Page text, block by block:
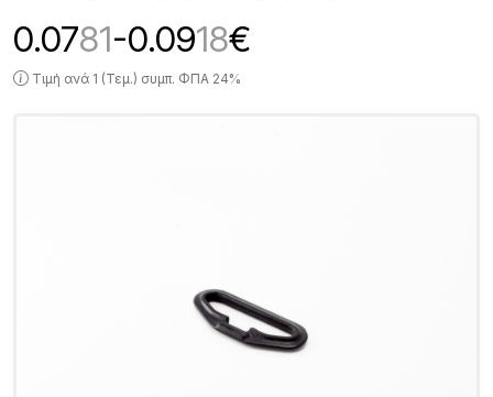
0.0781-0.0918€
Τιμή ανά 1 (Τεμ.) συμπ. ΦΠΑ 24%